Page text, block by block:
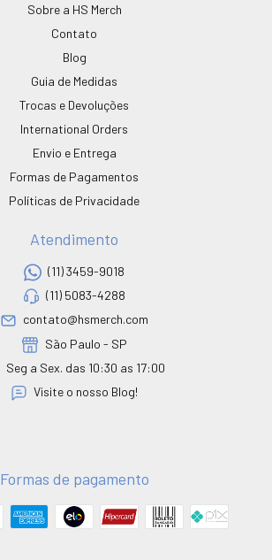
Sobre a HS Merch
Contato
Blog
Guia de Medidas
Trocas e Devoluções
International Orders
Envio e Entrega
Formas de Pagamentos
Políticas de Privacidade
Atendimento
(11) 3459-9018
(11) 5083-4288
contato@hsmerch.com
São Paulo - SP
Seg a Sex. das 10:30 as 17:00
Visite o nosso Blog!
Formas de pagamento